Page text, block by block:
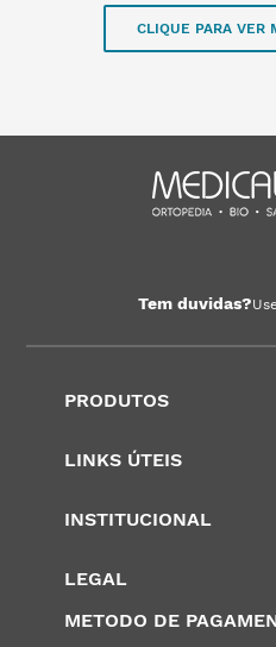
CLIQUE PARA VER
Tem duvidas?
PRODUTOS
LINKS ÚTEIS
INSTITUCIONAL
LEGAL
METODO DE